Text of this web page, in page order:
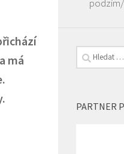
má
Vyhledávání
PARTNER